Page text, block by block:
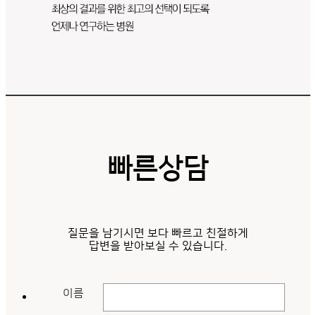
빠른상담
질문을 남기시면 보다 빠르고 친절하게
답변을 받아보실 수 있습니다.
이름